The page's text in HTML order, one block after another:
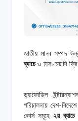
জাতীয় মানব সম্পদ
ব্যাচে৩ মাস মেয়াদি
ড্যাফোডিল
পরিচালনায় দেশ-
কোর্স সমূহে ২য় ব্যাচে